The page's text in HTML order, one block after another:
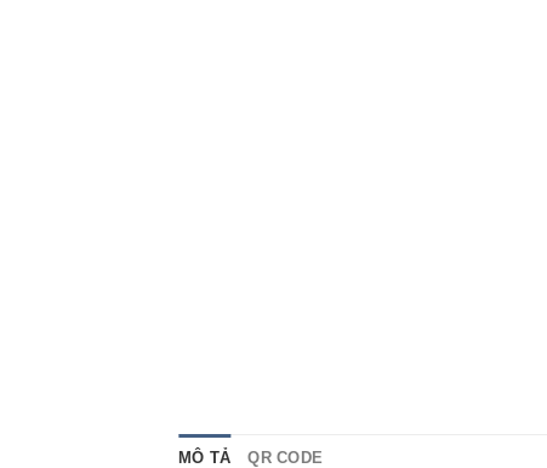
MÔ TẢ QR CODE